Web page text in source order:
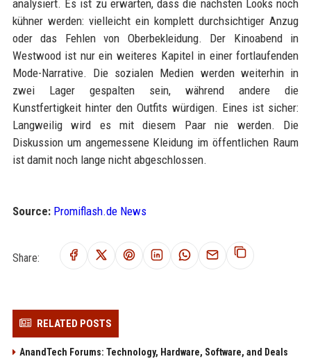
analysiert. Es ist zu erwarten, dass die nächsten Looks noch
kühner werden: vielleicht ein komplett durchsichtiger Anzug
oder das Fehlen von Oberbekleidung. Der Kinoabend in
Westwood ist nur ein weiteres Kapitel in einer fortlaufenden
Mode-Narrative. Die sozialen Medien werden weiterhin in
zwei Lager gespalten sein, während andere die
Kunstfertigkeit hinter den Outfits würdigen. Eines ist sicher:
Langweilig wird es mit diesem Paar nie werden. Die
Diskussion um angemessene Kleidung im öffentlichen Raum
ist damit noch lange nicht abgeschlossen.
Source: Promiflash.de News
Share:
RELATED POSTS
AnandTech Forums: Technology, Hardware, Software, and Deals